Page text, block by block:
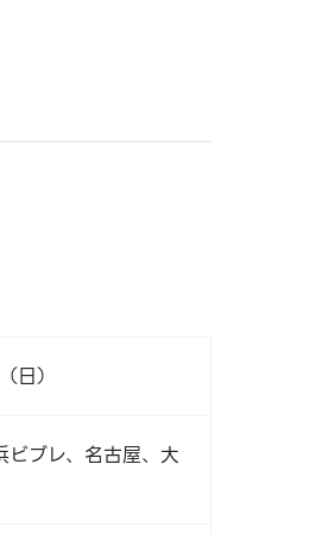
）
ブレ、名古屋、大